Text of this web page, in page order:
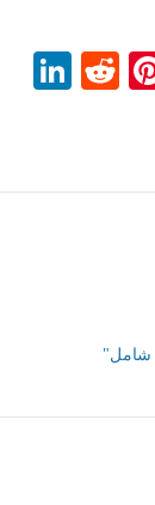
Pinterest
Reddit
شامل"